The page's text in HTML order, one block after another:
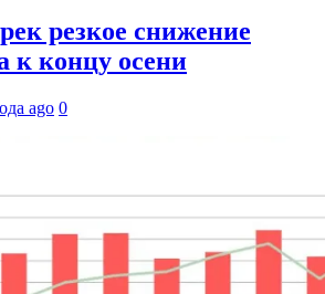
резкое снижение
к концу осени
ago 0